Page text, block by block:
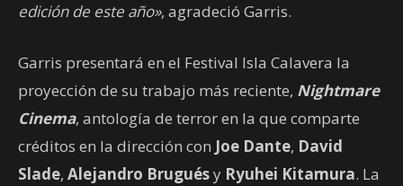
edición de este año», agradeció Garris.
Garris presentará en el Festival Isla Calavera la
proyección de su trabajo más reciente, Nightmare
Cinema, antología de terror en la que comparte
créditos en la dirección con Joe Dante, David
Slade, Alejandro Bruguésy Ryuhei Kitamura. La